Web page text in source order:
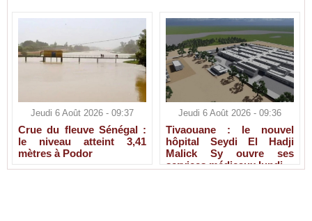
Jeudi 6 Août 2026 - 09:37
Crue du fleuve Sénégal :
le niveau atteint 3,41
mètres à Podor
Jeudi 6 Août 2026 - 09:36
Tivaouane : le nouvel
hôpital Seydi El Hadji
Malick Sy ouvre ses
services médicaux lundi